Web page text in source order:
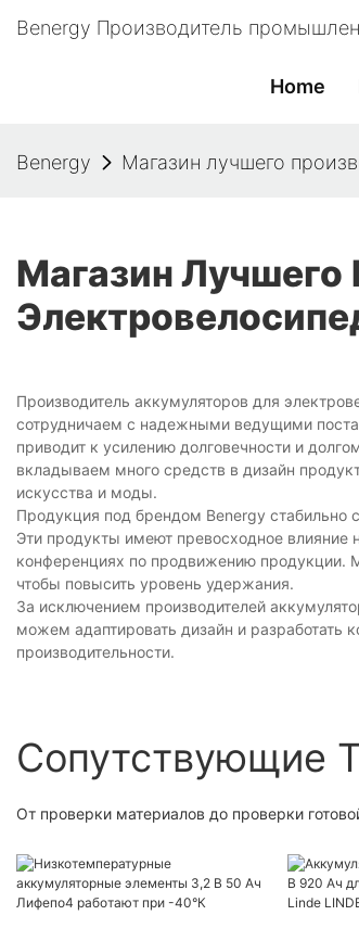
Benergy Производитель
Home
Benergy Магазин лучшего
Магазин Лучшего
Производитель аккумуляторов для
сотрудничаем с надежными ведущими
приводит к усилению долговечности и
вкладываем много средств в дизайн
искусства и моды.
Продукция под брендом Benergy стабильно
Эти продукты имеют превосходное
конференциях по продвижению продукции.
чтобы повысить уровень удержания.
За исключением производителей
можем адаптировать дизайн и разработать
производительности.
Сопутствующие
От проверки материалов до проверки